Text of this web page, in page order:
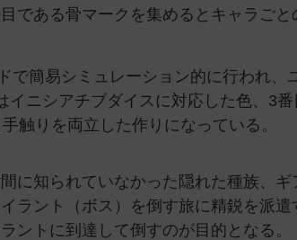
である骨マークを集めるとキャラご
で簡易シミュレーション的に行われ、
イニシアチブダイスに対応した色、3
触りを両立した作りになっている。
に知られていなかった隠れた種族、
ラント（ボス）を倒す旅に精鋭を派
ントに到達して倒すのが目的となる。